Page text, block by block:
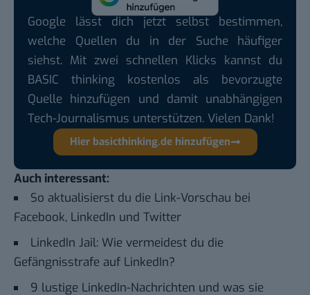
Google lässt dich jetzt selbst bestimmen,
welche Quellen du in der Suche häufiger
siehst. Mit zwei schnellen Klicks kannst du
BASIC thinking kostenlos als bevorzugte
Quelle hinzufügen und damit unabhängigen
Tech-Journalismus unterstützen. Vielen Dank!
Hier basicthinking.de hinzufügen
Auch interessant:
So aktualisierst du die Link-Vorschau bei
Facebook, LinkedIn und Twitter
LinkedIn Jail: Wie vermeidest du die
Gefängnisstrafe auf LinkedIn?
9 lustige LinkedIn-Nachrichten und was sie